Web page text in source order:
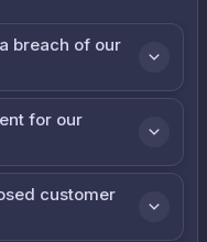
breach of our
for our
customer